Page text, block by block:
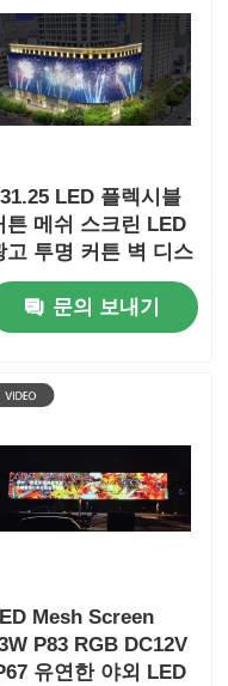
LED 플렉시블
튼 메쉬 스크린 LED
고 투명 커튼 벽 디스
레이 옥외 방수 LED
트 스크린문의 보내기
Mesh Screen
P83 RGB DC12V
유연한 야외 LED